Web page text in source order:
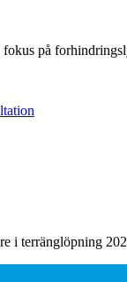
på
i terränglöpning